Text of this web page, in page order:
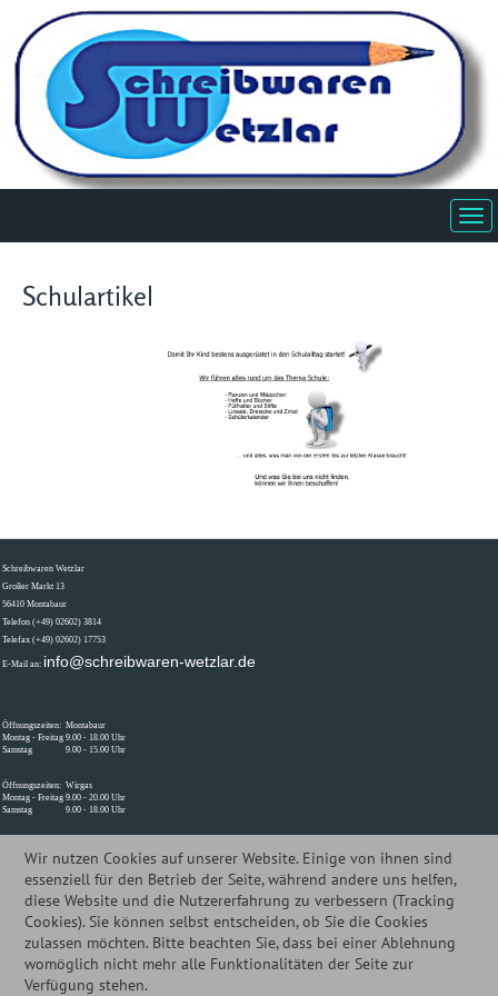
Schulartikel
Schreibwaren Wetzlar
Großer Markt 13
56410 Montabaur
Telefon (+49) 02602) 3814
Telefax (+49) 02602) 17753
E-Mail an: info@schreibwaren-wetzlar.de
Öffnungszeiten: Montabaur
Montag - Freitag 9.00 - 18.00 Uhr
Samstag
9.00 - 15.00 Uhr
Öffnungszeiten: Wirgas
Montag - Freitag 9.00 - 20.00 Uhr
Samstag
9.00 - 18.00 Uhr
chreibwaren Wetzlar
Großer Markt 13
56410 Montabaur
Telefon (+49) 02602) 3814
Öffnungszeiten - Montabaur
Montag - Freitag 9.00 - 18.00 Uhr
Samstag 9.00 - 14.00 Uhr
Öffnungszeiten - Wirges
Hermes Paketshop
Montag - Freitag 10.00 - 18.00 Uhr
Samstag 10.00 - 16.00 Uhr
Wir nutzen Cookies auf unserer Website. Einige von ihnen sind
essenziell für den Betrieb der Seite, während andere uns helfen,
diese Website und die Nutzererfahrung zu verbessern (Tracking
Cookies). Sie können selbst entscheiden, ob Sie die Cookies
zulassen möchten. Bitte beachten Sie, dass bei einer Ablehnung
womöglich nicht mehr alle Funktionalitäten der Seite zur
Verfügung stehen.